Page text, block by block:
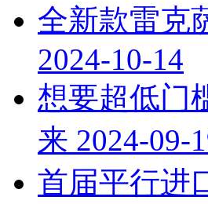
全新款雷克
2024-10-14
想要超低门
来 2024-09-
首届平行进